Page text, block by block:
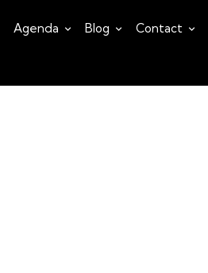
Agenda Blog Contact